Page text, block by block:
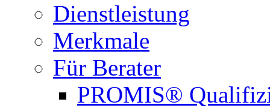
Dienstleistung
Merkmale
Für Berater
PROMIS®